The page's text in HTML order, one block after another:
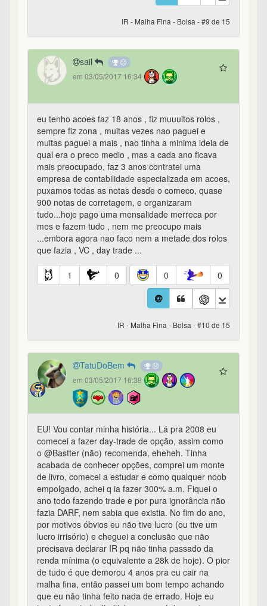
IR - Malha Fina - Bolsa - #9 de 15
sail
em 03/05/2017 16:34
eu tenho acoes faz 18 anos , fiz muuuitos rolos ,
sempre fiz zona , muitas vezes nao paguei e
muitas paguei a mais , nao tinha a minima ideia de
qual era o preco medio , mas a cada ano ficava
mais preocupado, faz 3 anos contratei uma
empresa de contabilidade especializada em acoes,
puxamos todas as notas desde o comeco, quase
900 notas de corretagem, e organizaram
tudo...hoje pago uma mensalidade merreca por
mes e fazem tudo , nem me preocupo mais
...embora agora nao faco nem a metade dos rolos
que fazia , VC , day trade ...
1 0 0 0
IR - Malha Fina - Bolsa - #10 de 15
TatuDoBem
em 03/05/2017 16:39
EU! Vou contar minha história... Lá pra 2008 eu
comecei a fazer day-trade de opção, assim como
o @Bastter (não) recomenda, eheheh. Tinha
acabada de conhecer opções, comprei um monte
de livro, comecei a estudar e como qualquer noob
empolgado, achei q ia fazer 300% a.m. Fiquei o
ano todo fazendo trade e por pura ignorância não
fazia DARF, nem sabia que existia. No fim do ano,
por motivos óbvios eu não tive lucro (ou tive um
lucro irrisório) e cheguei a conclusão que não
precisava declarar IR pq não tinha passado da
renda mínima (o equivalente a 28k de hoje). O pior
de tudo é que demorou 4 anos pra eu cair na
malha fina, então passei um bom tempo achando
que eu não tinha feito nada de errado. Hoje eu